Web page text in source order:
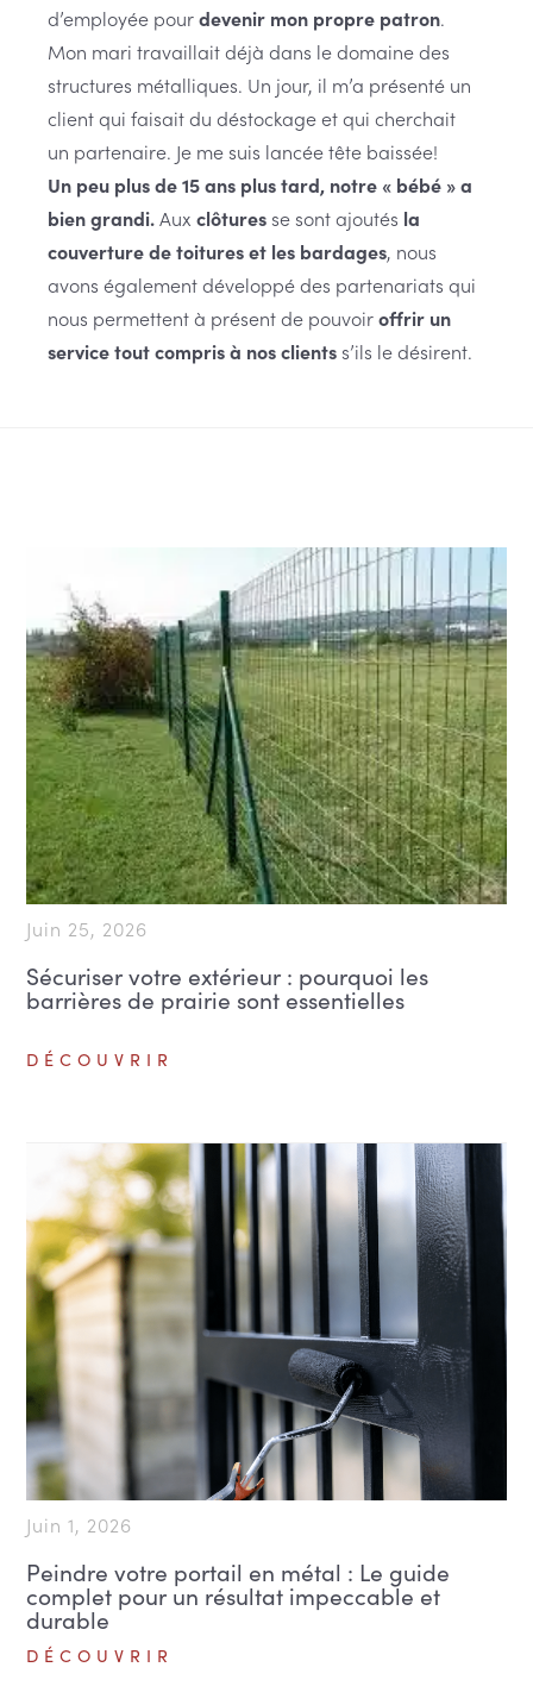
d’employée pourdevenir mon propre patron.
Mon mari travaillait déjà dans le domaine des
structures métalliques. Un jour, il m’a présenté un
client qui faisait du déstockage et qui cherchait
un partenaire. Je me suis lancée tête baissée!
Un peu plus de 15 ans plus tard, notre « bébé » a
bien grandi.Auxclôtures se sont ajoutés la
couverture de toitures et les bardages, nous
avons également développé des partenariats qui
nous permettent à présent de pouvoiroffrir un
service tout compris à nos clients s’ils le désirent.
Juin 25, 2026
Sécuriser votre extérieur : pourquoi les
barrières de prairie sont essentielles
DÉCOUVRIR
Juin 1, 2026
Peindre votre portail en métal : Le guide
complet pour un résultat impeccable et
durable
DÉCOUVRIR